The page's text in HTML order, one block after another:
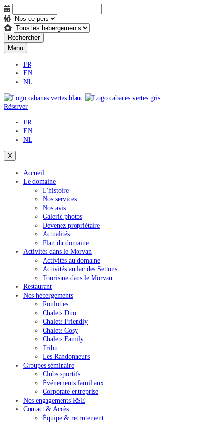
Rechercher
Menu
FR
EN
NL
Réserver
FR
EN
NL
X
Accueil
Le domaine
L'histoire
Nos services
Nos avis
Galerie photos
Devenez propriétaire
Actualités
Plan du domaine
Activités dans le Morvan
Activités au domaine
Activités au lac des Settons
Tourisme dans le Morvan
Restaurant
Nos hébergements
Roulottes
Chalets Duo
Chalets Friendly
Chalets Cosy
Chalets Family
Tribu
Les Randonneurs
Groupes séminaire
Clubs sportifs
Événements familiaux
Corporate entreprise
Nos engagements RSE
Contact & Accès
Équipe & recrutement